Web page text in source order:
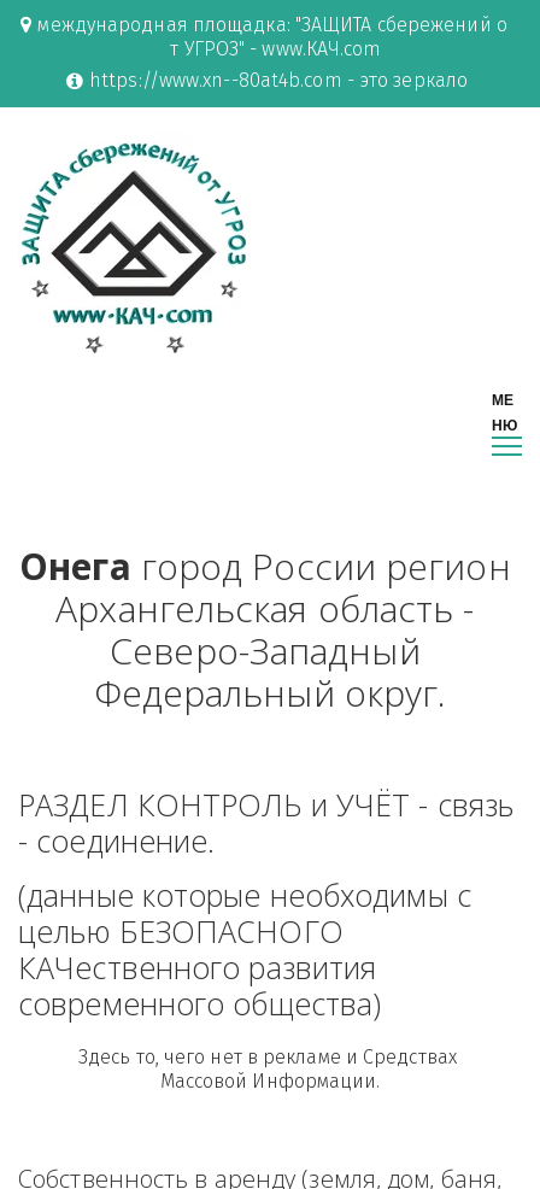
международная площадка: "ЗАЩИТА сбережений о
т УГРОЗ" - www.КАЧ.com
https://www.xn--80at4b.com - это зеркало
Онега город России регион
Архангельская область -
Северо-Западный
Федеральный округ.
РАЗДЕЛ КОНТРОЛЬ и УЧЁТ - связь
- соединение.
(данные которые необходимы с
целью БЕЗОПАСНОГО
КАЧественного развития
современного общества)
Здесь то, чего нет в рекламе и Средствах
Массовой Информации.
Собственность в аренду (земля, дом, баня,